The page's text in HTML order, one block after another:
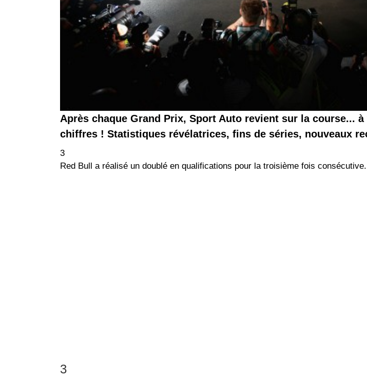
Après chaque Grand Prix, Sport Auto revient sur la course...
chiffres ! Statistiques révélatrices, fins de séries, nouveaux
3
Red Bull a réalisé un doublé en qualifications pour la troisième fois consécutive.
3